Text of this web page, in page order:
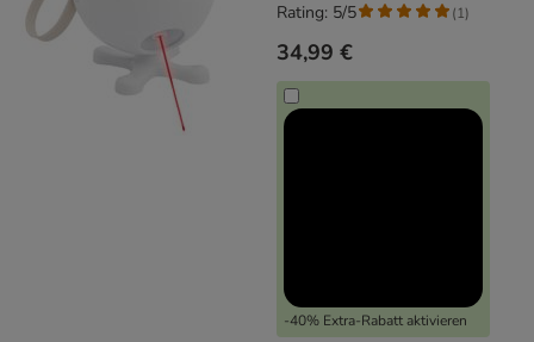
34,99 €
-40% Extra-Rabatt aktivieren
Rating: 5/5 (1)